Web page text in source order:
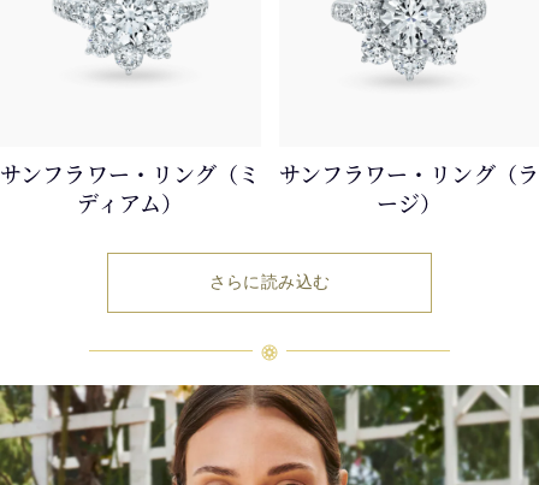
サンフラワー・リング（ミ
ディアム）
サンフラワー・リング（ラ
ージ）